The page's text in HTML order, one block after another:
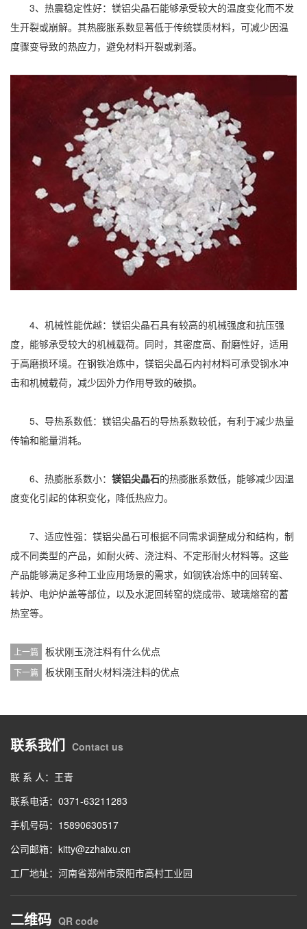
3、热震稳定性好：镁铝尖晶石能够承受较大的温度变化而不发
生开裂或崩解。其热膨胀系数显著低于传统镁质材料，可减少因温
度骤变导致的热应力，避免材料开裂或剥落。
4、机械性能优越：镁铝尖晶石具有较高的机械强度和抗压强
度，能够承受较大的机械载荷。同时，其密度高、耐磨性好，适用
于高磨损环境。在钢铁冶炼中，镁铝尖晶石内衬材料可承受钢水冲
击和机械载荷，减少因外力作用导致的破损。
5、导热系数低：镁铝尖晶石的导热系数较低，有利于减少热量
传输和能量消耗。
6、热膨胀系数小： 镁铝尖晶石的热膨胀系数低，能够减少因温
度变化引起的体积变化，降低热应力。
7、适应性强：镁铝尖晶石可根据不同需求调整成分和结构，制
成不同类型的产品，如耐火砖、浇注料、不定形耐火材料等。这些
产品能够满足多种工业应用场景的需求，如钢铁冶炼中的回转窑、
转炉、电炉炉盖等部位，以及水泥回转窑的烧成带、玻璃熔窑的蓄
热室等。
上一篇 板状刚玉浇注料有什么优点
下一篇 板状刚玉耐火材料浇注料的优点
联系我们 Contact us
联 系 人：王青
联系电话：0371-63211283
手机号码：15890630517
公司邮箱：kitty@zzhaixu.cn
工厂地址：河南省郑州市荥阳市高村工业园
二维码 QR code